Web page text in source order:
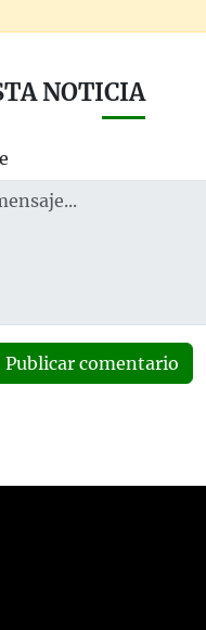
NOTICIA
Publicar comentario